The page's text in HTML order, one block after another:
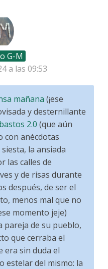
G-M
a las 09:53
mañana (¡ese
y desternillante
2.0 (que aún
anécdotas
la ansiada
las calles de
y de risas durante
después, de ser el
menos mal que no
momento jeje)
pareja de su pueblo,
que cerraba el
era sin duda el
estelar del mismo: la